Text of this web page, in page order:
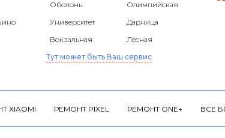
Оболонь
Олимпийская
Университет
Дарница
Вокзальная
Лесная
Тут может быть Ваш сервис
XIAOMI РЕМОНТ PIXEL РЕМОНТ ONE+ ВСЕ